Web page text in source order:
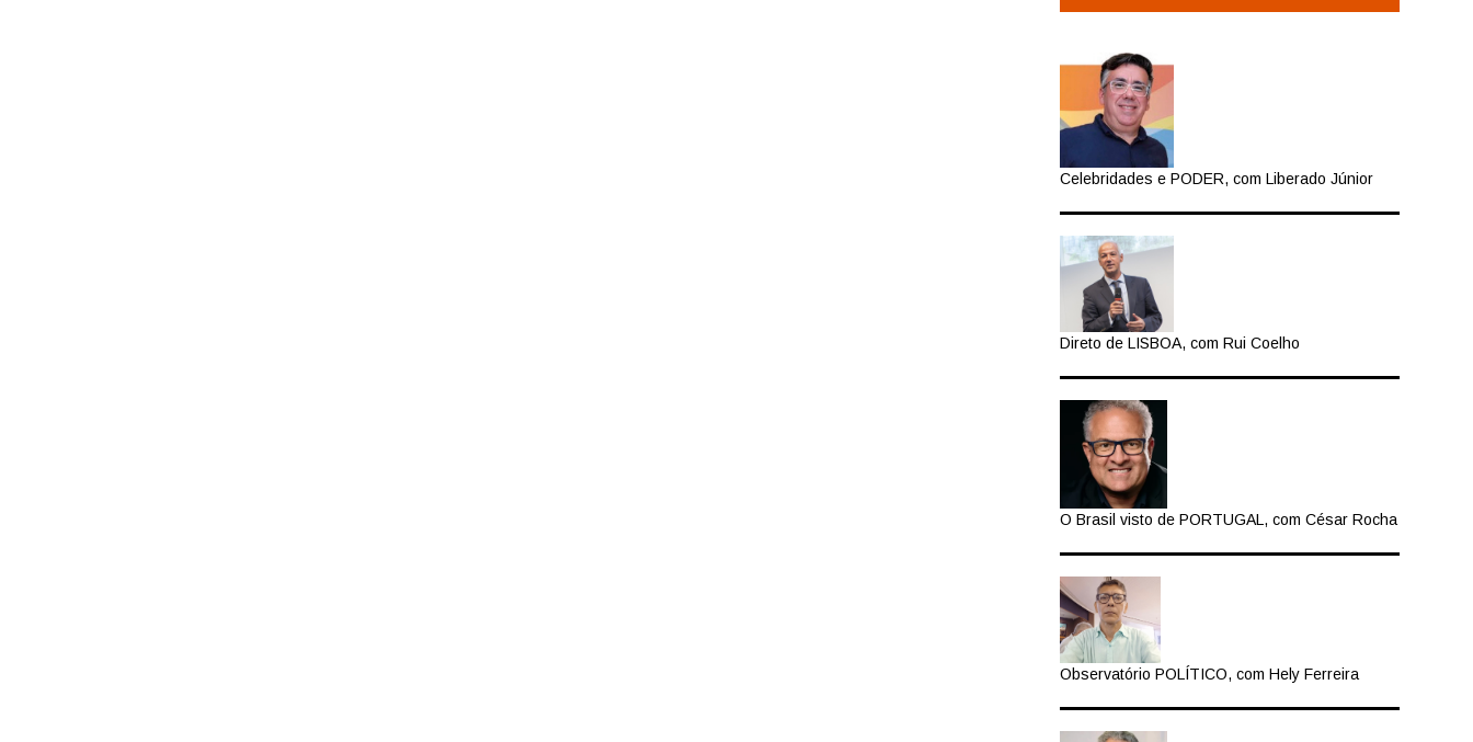
Celebridades e PODER, com Liberado Júnior
Direto de LISBOA, com Rui Coelho
O Brasil visto de PORTUGAL, com César Rocha
Observatório POLÍTICO, com Hely Ferreira